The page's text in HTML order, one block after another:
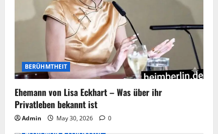
BERÜHMTHEIT
Ehemann von Lisa Eckhart – Was über ihr
Privatleben bekannt ist
Admin May 30, 2026
0